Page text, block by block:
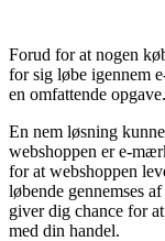
Forud for at nogen
for sig løbe igennem
en omfattende opgave.
En nem løsning
webshoppen er e-
for at webshoppen
løbende gennemses
giver dig chance for
med din handel.